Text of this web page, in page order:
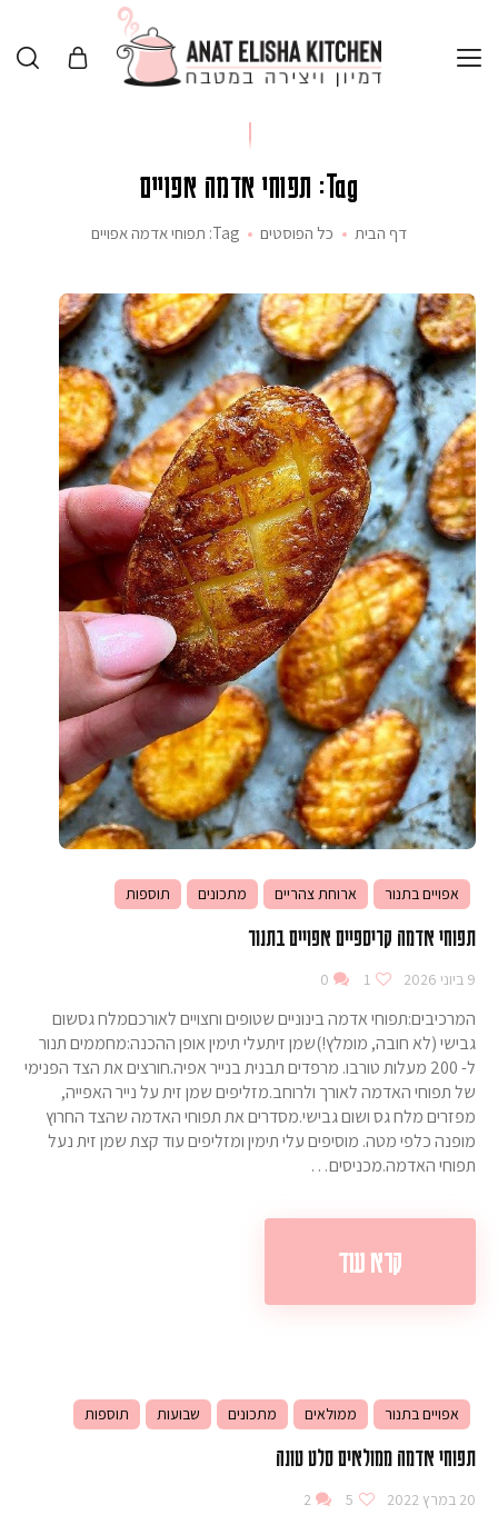
Tag: תפוחי אדמה אפויים
דף הבית כל הפוסטים Tag: תפוחי אדמה אפויים
אפויים בתנור ארוחת צהריים מתכונים תוספות
תפוחי אדמה קריספיים אפויים בתנור
9 ביוני 2026 1
0
המרכיבים:תפוחי אדמה בינוניים שטופים וחצויים לאורכםמלח גסשום
גבישי (לא חובה, מומלץ!)שמן זיתעלי תימין אופן ההכנה:מחממים תנור
ל- 200 מעלות טורבו. מרפדים תבנית בנייר אפיה.חורצים את הצד הפנימי
של תפוחי האדמה לאורך ולרוחב.מזליפים שמן זית על נייר האפייה,
מפזרים מלח גס ושום גבישי.מסדרים את תפוחי האדמה שהצד החרוץ
מופנה כלפי מטה. מוסיפים עלי תימין ומזליפים עוד קצת שמן זית נעל
תפוחי האדמה.מכניסים…
קרא עוד
אפויים בתנור ממולאים מתכונים שבועות תוספות
תפוחי אדמה ממולאים סלט טונה
20 במרץ 2022 5
2